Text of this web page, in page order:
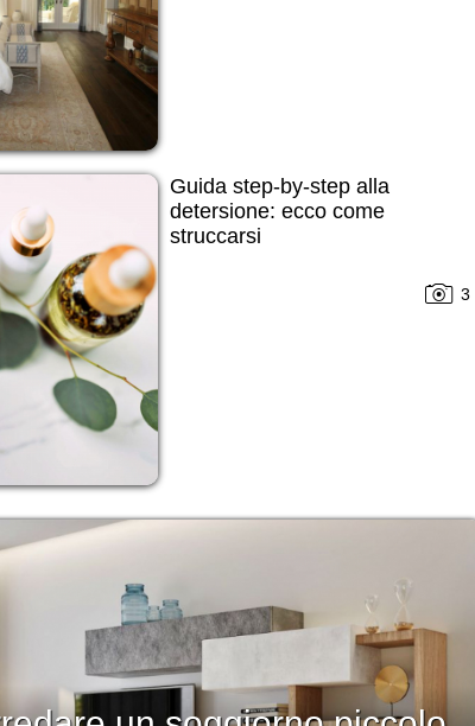
Guida step-by-step alla
detersione: ecco come
struccarsi
3